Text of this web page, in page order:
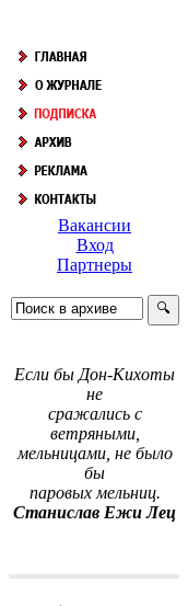
Вакансии
Вход
Партнеры
Если бы Дон-Кихоты
не
сражались с
ветряными,
мельницами, не было
бы
паровых мельниц.
Станислав Ежи Лец